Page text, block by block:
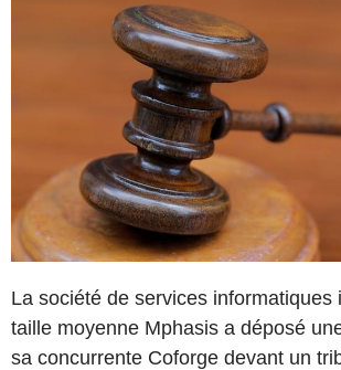
La société de services informatiques
taille moyenne Mphasis a déposé
sa concurrente Coforge devant un